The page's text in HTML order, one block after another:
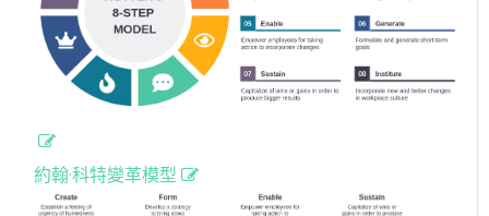
約翰·科特變革模型